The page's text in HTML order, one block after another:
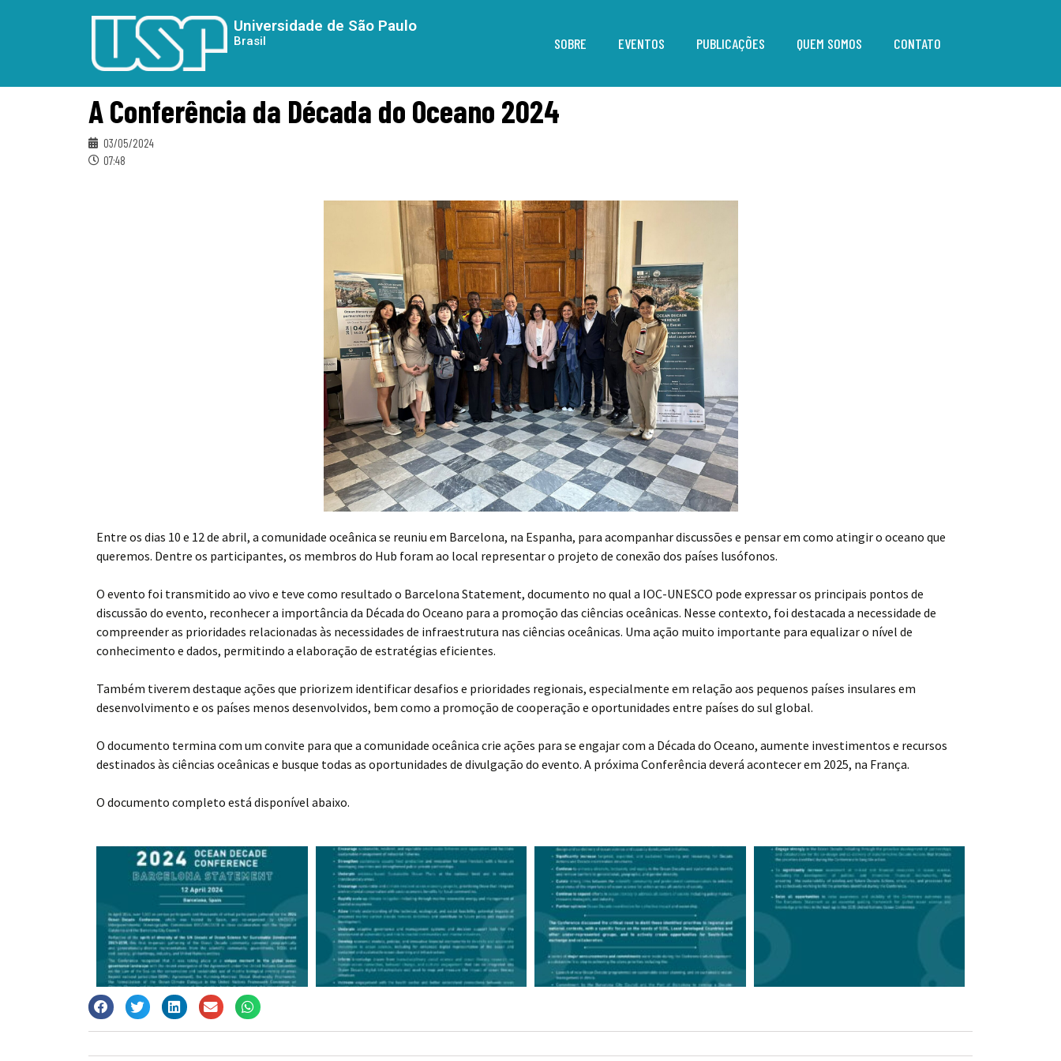
Universidade de São Paulo
Brasil SOBRE EVENTOS PUBLICAÇÕES QUEM SOMOS CONTATO
A Conferência da Década do Oceano 2024
03/05/2024
07:48
Entre os dias 10 e 12 de abril, a comunidade oceânica se reuniu em Barcelona, na Espanha, para acompanhar discussões e pensar em como atingir o oceano que
queremos. Dentre os participantes, os membros do Hub foram ao local representar o projeto de conexão dos países lusófonos.
O evento foi transmitido ao vivo e teve como resultado o Barcelona Statement, documento no qual a IOC-UNESCO pode expressar os principais pontos de
discussão do evento, reconhecer a importância da Década do Oceano para a promoção das ciências oceânicas. Nesse contexto, foi destacada a necessidade de
compreender as prioridades relacionadas às necessidades de infraestrutura nas ciências oceânicas. Uma ação muito importante para equalizar o nível de
conhecimento e dados, permitindo a elaboração de estratégias eficientes.
Também tiverem destaque ações que priorizem identificar desafios e prioridades regionais, especialmente em relação aos pequenos países insulares em
desenvolvimento e os países menos desenvolvidos, bem como a promoção de cooperação e oportunidades entre países do sul global.
O documento termina com um convite para que a comunidade oceânica crie ações para se engajar com a Década do Oceano, aumente investimentos e recursos
destinados às ciências oceânicas e busque todas as oportunidades de divulgação do evento. A próxima Conferência deverá acontecer em 2025, na França.
O documento completo está disponível abaixo.